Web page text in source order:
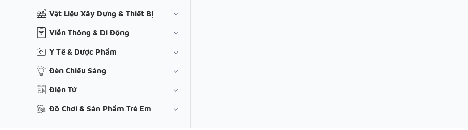
Vật Liệu Xây Dựng & Thiết Bị
Viễn Thông & Di Động
Y Tế & Dược Phẩm
Đèn Chiếu Sáng
Điện Tử
Đồ Chơi & Sản Phẩm Trẻ Em